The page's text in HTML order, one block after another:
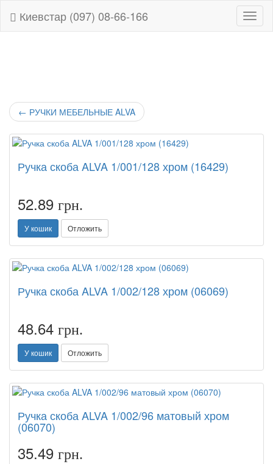
Киевстар (097) 08-66-166
← РУЧКИ МЕБЕЛЬНЫЕ ALVA
Ручка скоба ALVA 1/001/128 хром (16429)
52.89 грн.
У кошик Отложить
Ручка скоба ALVA 1/002/128 хром (06069)
48.64 грн.
У кошик Отложить
Ручка скоба ALVA 1/002/96 матовый хром
(06070)
35.49 грн.